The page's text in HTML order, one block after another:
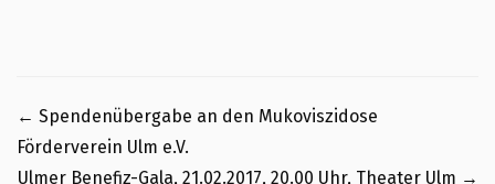
← Spendenübergabe an den Mukoviszidose
Förderverein Ulm e.V.
Ulmer Benefiz-Gala, 21.02.2017, 20.00 Uhr, Theater Ulm →